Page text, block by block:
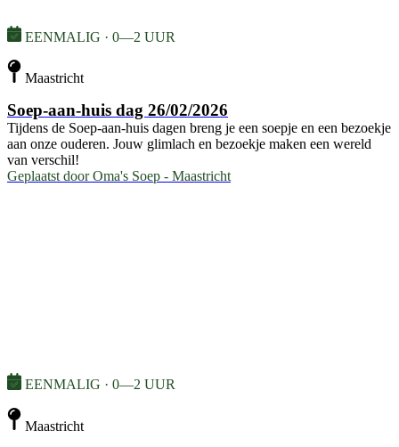
EENMALIG · 0—2 UUR
Maastricht
Soep-aan-huis dag 26/02/2026
Tijdens de Soep-aan-huis dagen breng je een soepje en een bezoekje
aan onze ouderen. Jouw glimlach en bezoekje maken een wereld
van verschil!
Geplaatst door Oma's Soep - Maastricht
EENMALIG · 0—2 UUR
Maastricht